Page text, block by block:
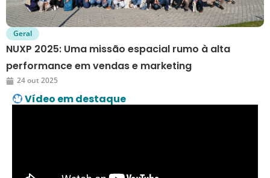
Geral
NUXP 2025: Uma missão espacial rumo à alta
performance em vendas e marketing
24 out 2025
Vídeo em destaque